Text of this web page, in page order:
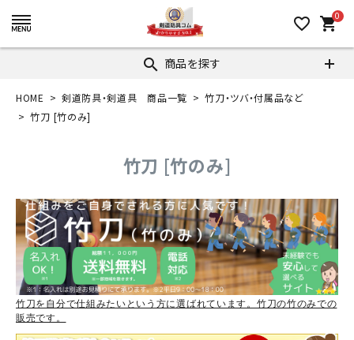
favorite_border 0
shopping_cart
search 商品を探す
HOME 剣道防具・剣道具 商品一覧
竹刀・ツバ・付属品など
竹刀 [竹のみ]
竹刀 [竹のみ]
竹刀を自分で仕組みたいという方に選ばれています。竹刀の竹のみでの
販売です。